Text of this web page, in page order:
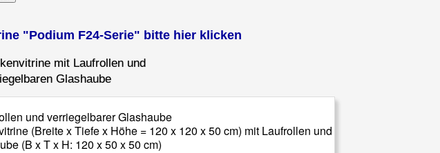
"Podium F24-Serie" bitte hier klicken
mit Laufrollen und
Glashaube
(Breite x Tiefe x Höhe = 120 x 120 x 50 cm) mit Laufrollen und
(B x T x H: 120 x 50 x 50 cm)